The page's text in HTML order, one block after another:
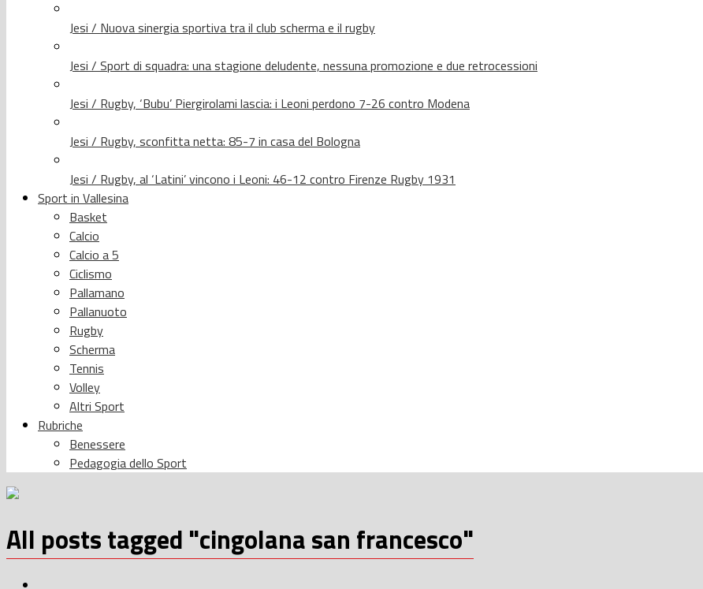
Jesi / Nuova sinergia sportiva tra il club scherma e il rugby
Jesi / Sport di squadra: una stagione deludente, nessuna promozione e due retrocessioni
Jesi / Rugby, ‘Bubu’ Piergirolami lascia: i Leoni perdono 7-26 contro Modena
Jesi / Rugby, sconfitta netta: 85-7 in casa del Bologna
Jesi / Rugby, al ‘Latini’ vincono i Leoni: 46-12 contro Firenze Rugby 1931
Sport in Vallesina
Basket
Calcio
Calcio a 5
Ciclismo
Pallamano
Pallanuoto
Rugby
Scherma
Tennis
Volley
Altri Sport
Rubriche
Benessere
Pedagogia dello Sport
All posts tagged "cingolana san francesco"